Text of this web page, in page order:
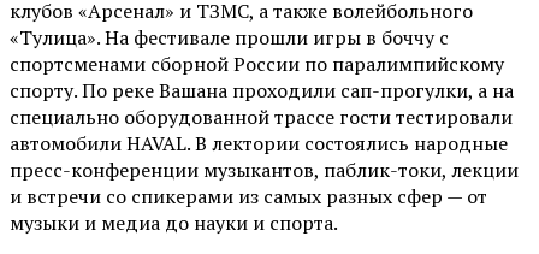
клубов «Арсенал» и ТЗМС, а также волейбольного
«Тулица». На фестивале прошли игры в боччу с
спортсменами сборной России по паралимпийскому
спорту. По реке Вашана проходили сап-прогулки, а на
специально оборудованной трассе гости тестировали
автомобили HAVAL. В лектории состоялись народные
пресс-конференции музыкантов, паблик-токи, лекции
и встречи со спикерами из самых разных сфер — от
музыки и медиа до науки и спорта.